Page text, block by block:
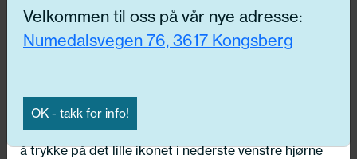
Få riktig del til bilen din ved å legge inn
N
Velg kjøretøy
Ved å trykke «Godta» gir du din tillatelse til alle disse
formålene. Du kan også velge formålet du vil
innstillingene».
Du kan trekke tilbake samtykket ditt til enhver tid ved
å trykke på det lille ikonet i nederste venstre hjørne
Velkommen til oss på vår nye adresse:
Numedalsvegen 76, 3617 Kongsberg
OK - takk for info!